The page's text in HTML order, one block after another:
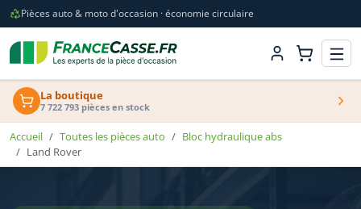
Pièces auto & moto d'occasion · économie circulaire
La boutique
7 722 793 pièces en stock
Accueil Toutes les pièces auto
Bloc hydraulique abs
Land Rover